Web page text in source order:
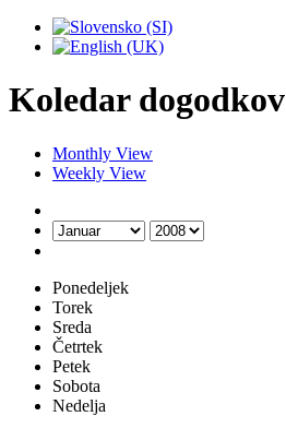
Koledar dogodkov
Monthly View
Weekly View
Ponedeljek
Torek
Sreda
Četrtek
Petek
Sobota
Nedelja